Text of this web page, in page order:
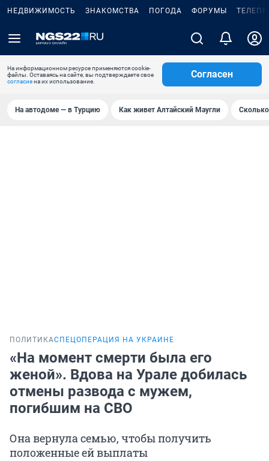
НЕДВИЖИМОСТЬ ЗНАКОМСТВА ПОГОДА ФОРУМЫ
На информационном ресурсе применяются cookie-
файлы. Оставаясь на сайте, вы подтверждаете свое
согласиена их использование.
Согласен
На автодоме — в Турцию Как живет Алтайский Маугли
ПОЛИТИКАСПЕЦОПЕРАЦИЯ НА УКРАИНЕ
«На момент смерти была его
женой». Вдова на Урале добилась
отмены развода с мужем,
погибшим на СВО
Она вернула семью, чтобы получить
положенные ей выплаты